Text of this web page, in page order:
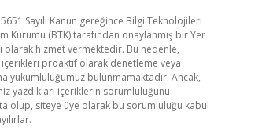
Sayılı Kanun gereğince Bilgi Teknolojileri
Kurumu (BTK) tarafından onaylanmış bir Yer
olarak hizmet vermektedir. Bu nedenle,
proaktif olarak denetleme veya
yükümlülüğümüz bulunmamaktadır. Ancak,
yazdıkları içeriklerin sorumluluğunu
olup, siteye üye olarak bu sorumluluğu kabul